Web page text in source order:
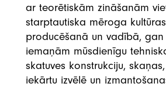
ar teorētiskām zināšanām
starptautiska mēroga
producēšanā un vadībā,
iemaņām mūsdienīgu
skatuves konstrukciju,
iekārtu izvēlē un